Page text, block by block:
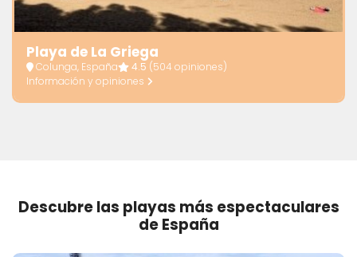
Playa de La Griega
Colunga, España 4.5 (504 opiniones)
Información y opiniones
Descubre las playas más espectaculares
de España